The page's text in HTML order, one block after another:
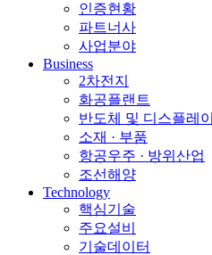
인증현황
파트너사
사업분야
Business
2차전지
화공플랜트
반도체 및 디스플레이
소재 · 부품
항공우주 · 방위산업
조선해양
Technology
핵심기술
주요설비
기술데이터